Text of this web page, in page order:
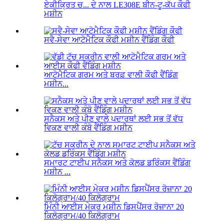
ਏਕੀਕ੍ਰਿਤ ਚ... ਦੇ ਨਾਲ LE308E ਬੀਨ-ਟੂ-ਕੱਪ ਕੌਫੀ
ਮਸ਼ੀਨ
ਸਵੈ-ਸੇਵਾ ਆਟੋਮੈਟਿਕ ਕੌਫੀ ਮਸ਼ੀਨ ਵੈਂਡਿੰਗ ਕੌਫੀ
ਆਟੋਮੈਟਿਕ ਗਰਮ ਅਤੇ ਬਰਫ਼ ਵਾਲੀ ਕੌਫੀ ਵੈਂਡਿੰਗ
ਮਸ਼ੀਨ...
ਸਨੈਕਸ ਅਤੇ ਪੀਣ ਵਾਲੇ ਪਦਾਰਥਾਂ ਲਈ ਸਭ ਤੋਂ ਵੱਧ
ਵਿਕਣ ਵਾਲੀ ਕੰਬੋ ਵੈਂਡਿੰਗ ਮਸ਼ੀਨ
ਸਮਾਰਟ ਟਾਈਪ ਸਨੈਕਸ ਅਤੇ ਕੋਲਡ ਡਰਿੰਕਸ ਵੈਂਡਿੰਗ
ਮਸ਼ੀਨ ...
ਮਿੰਨੀ ਆਈਸ ਮੇਕਰ ਮਸ਼ੀਨ ਡਿਸਪੈਂਸਰ ਰੋਜ਼ਾਨਾ 20
ਕਿਲੋਗ੍ਰਾਮ/40 ਕਿਲੋਗ੍ਰਾਮ